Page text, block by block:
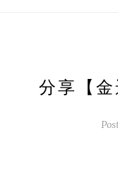
分享【